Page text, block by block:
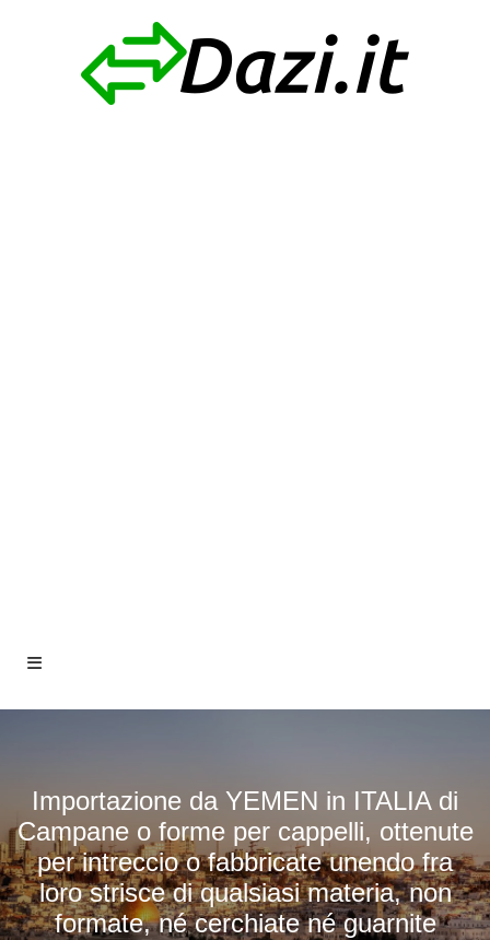
Importazione da YEMEN in ITALIA di
Campane o forme per cappelli, ottenute
per intreccio o fabbricate unendo fra
loro strisce di qualsiasi materia, non
formate, né cerchiate né guarnite